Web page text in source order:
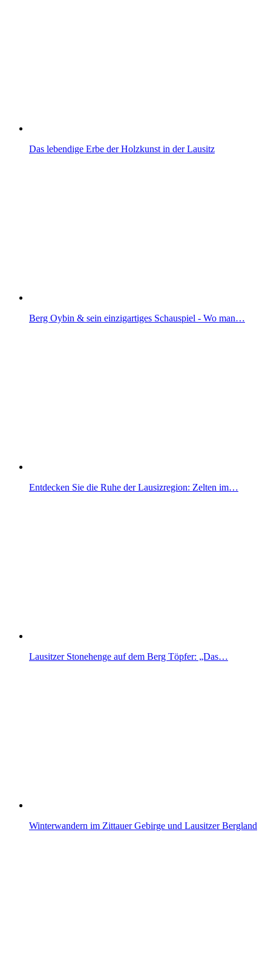
Das lebendige Erbe der Holzkunst in der Lausitz
Berg Oybin & sein einzigartiges Schauspiel - Wo man…
Entdecken Sie die Ruhe der Lausizregion: Zelten im…
Lausitzer Stonehenge auf dem Berg Töpfer: „Das…
Winterwandern im Zittauer Gebirge und Lausitzer Bergland